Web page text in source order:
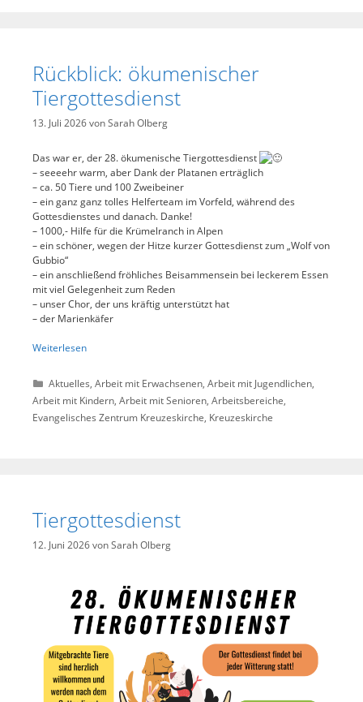
Rückblick: ökumenischer
Tiergottesdienst
13. Juli 2026vonSarah Olberg
Das war er, der 28. ökumenische Tiergottesdienst
– seeeehr warm, aber Dank der Platanen erträglich
– ca. 50 Tiere und 100 Zweibeiner
– ein ganz ganz tolles Helferteam im Vorfeld, während des
Gottesdienstes und danach. Danke!
– 1000,- Hilfe für die Krümelranch in Alpen
– ein schöner, wegen der Hitze kurzer Gottesdienst zum „Wolf von
Gubbio“
– ein anschließend fröhliches Beisammensein bei leckerem Essen
mit viel Gelegenheit zum Reden
– unser Chor, der uns kräftig unterstützt hat
– der Marienkäfer
Weiterlesen
Kategorien
Aktuelles,Arbeit mit Erwachsenen,Arbeit mit Jugendlichen,
Arbeit mit Kindern, Arbeit mit Senioren, Arbeitsbereiche,
Evangelisches Zentrum Kreuzeskirche, Kreuzeskirche
Tiergottesdienst
12. Juni 2026vonSarah Olberg